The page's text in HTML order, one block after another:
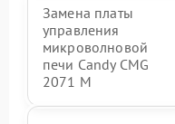
Замена платы
управления
микроволновой
печи Candy CMG
2071 M